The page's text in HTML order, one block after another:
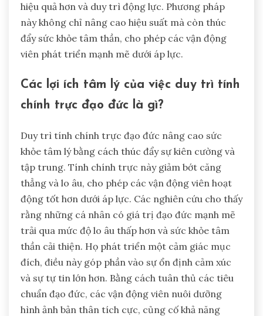
hiệu quả hơn và duy trì động lực. Phương pháp
này không chỉ nâng cao hiệu suất mà còn thúc
đẩy sức khỏe tâm thần, cho phép các vận động
viên phát triển mạnh mẽ dưới áp lực.
Các lợi ích tâm lý của việc duy trì tính
chính trực đạo đức là gì?
Duy trì tính chính trực đạo đức nâng cao sức
khỏe tâm lý bằng cách thúc đẩy sự kiên cường và
tập trung. Tính chính trực này giảm bớt căng
thẳng và lo âu, cho phép các vận động viên hoạt
động tốt hơn dưới áp lực. Các nghiên cứu cho thấy
rằng những cá nhân có giá trị đạo đức mạnh mẽ
trải qua mức độ lo âu thấp hơn và sức khỏe tâm
thần cải thiện. Họ phát triển một cảm giác mục
đích, điều này góp phần vào sự ổn định cảm xúc
và sự tự tin lớn hơn. Bằng cách tuân thủ các tiêu
chuẩn đạo đức, các vận động viên nuôi dưỡng
hình ảnh bản thân tích cực, củng cố khả năng